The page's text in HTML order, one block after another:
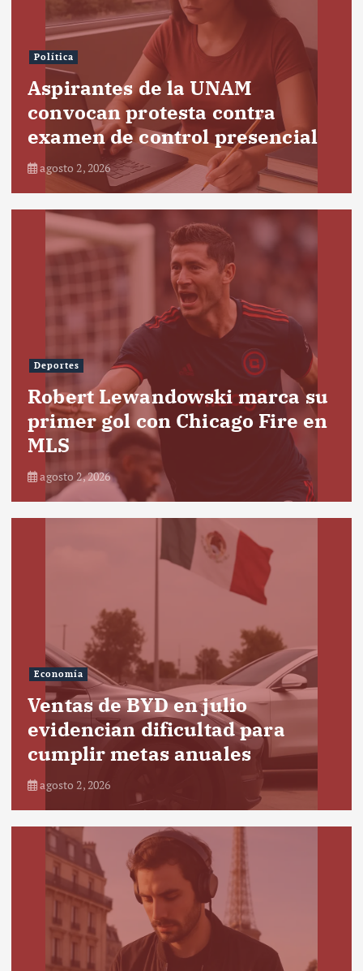
Política
Aspirantes de la UNAM
convocan protesta contra
examen de control presencial
agosto 2, 2026
Deportes
Robert Lewandowski marca su
primer gol con Chicago Fire en
MLS
agosto 2, 2026
Economía
Ventas de BYD en julio
evidencian dificultad para
cumplir metas anuales
agosto 2, 2026